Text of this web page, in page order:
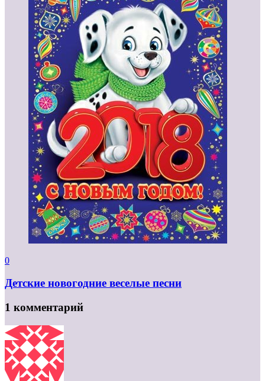
0
Детские новогодние веселые песни
1 комментарий